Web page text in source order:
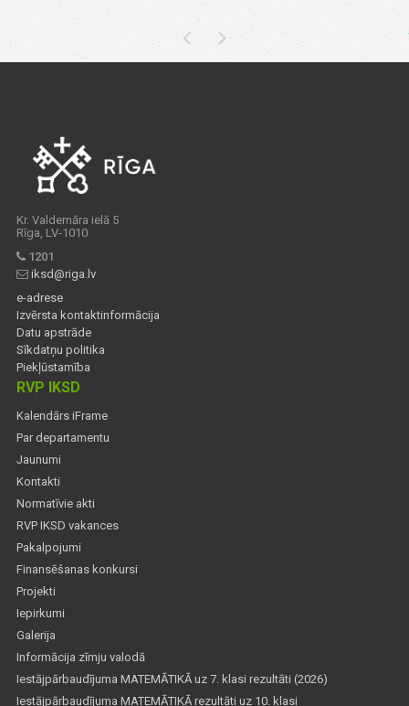
Kr. Valdemāra ielā 5
Rīga, LV-1010
1201
iksd@riga.lv
e-adrese
Izvērsta kontaktinformācija
Datu apstrāde
Sīkdatņu politika
Piekļūstamība
RVP IKSD
Kalendārs iFrame
Par departamentu
Jaunumi
Kontakti
Normatīvie akti
RVP IKSD vakances
Pakalpojumi
Finansēšanas konkursi
Projekti
Iepirkumi
Galerija
Informācija zīmju valodā
Iestājpārbaudījuma MATEMĀTIKĀ uz 7. klasi rezultāti (2026)
Iestājpārbaudījuma MATEMĀTIKĀ rezultāti uz 10. klasi